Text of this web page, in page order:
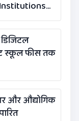
स्कूल फीस तक
और औद्योगिक